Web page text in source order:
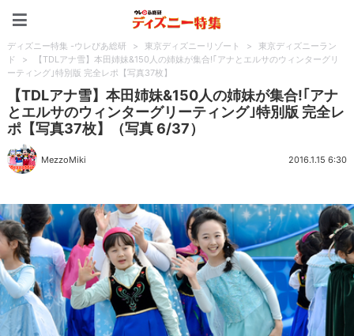
ディズニー特集 -ウレぴあ総研 > 東京ディズニーリゾート >
東京ディズニーラン
ド
>
【TDLアナ雪】本田姉妹&150人の姉妹が集合!｢アナとエルサのウィンターグリ
ーティング｣特別版 完全レポ【写真37枚】
【TDLアナ雪】本田姉妹&150人の姉妹が集合!｢アナ
とエルサのウィンターグリーティング｣特別版 完全レ
ポ【写真37枚】（写真 6/37）
MezzoMiki 2016.1.15 6:30